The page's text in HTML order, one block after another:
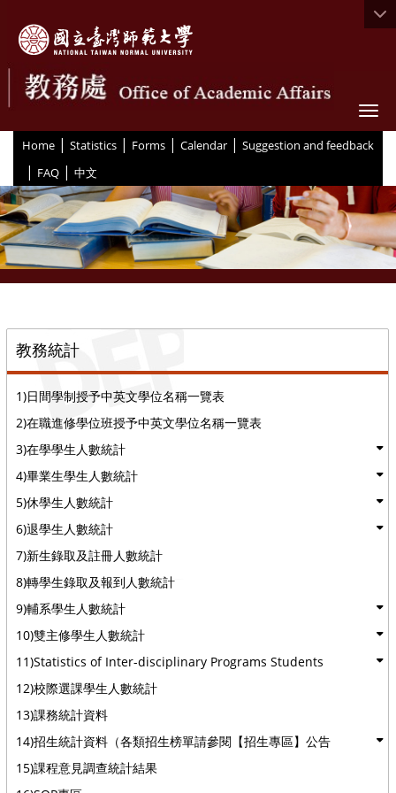
Home | Statistics | Forms | Calendar | Suggestion and feedback
| FAQ | 中文
教務統計
1)日間學制授予中英文學位名稱一覽表
2)在職進修學位班授予中英文學位名稱一覽表
3)在學學生人數統計
4)畢業生學生人數統計
5)休學生人數統計
6)退學生人數統計
7)新生錄取及註冊人數統計
8)轉學生錄取及報到人數統計
9)輔系學生人數統計
10)雙主修學生人數統計
11)Statistics of Inter-disciplinary Programs Students
12)校際選課學生人數統計
13)課務統計資料
14)招生統計資料（各類招生榜單請參閱【招生專區】公告
15)課程意見調查統計結果